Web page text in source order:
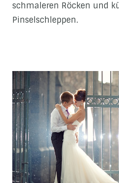
schmaleren Röcken und
Pinselschleppen.